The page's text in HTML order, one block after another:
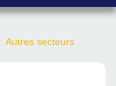
Autres secteurs